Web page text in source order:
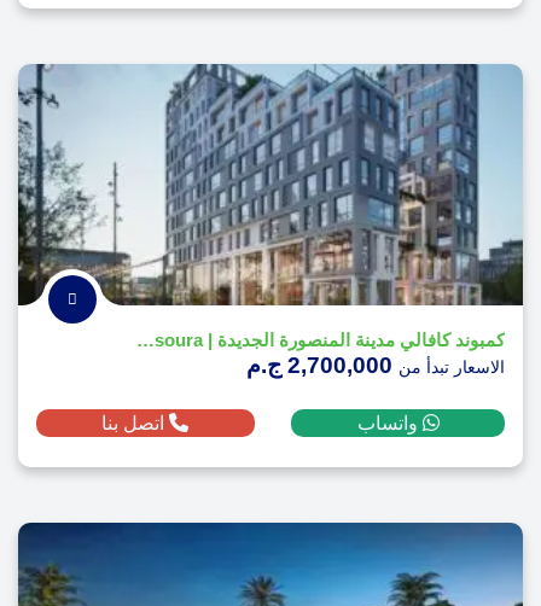
كمبوند كافالي مدينة المنصورة الجديدة | Cavali New Mansoura
الاسعار تبدأ من
واتساب اتصل بنا